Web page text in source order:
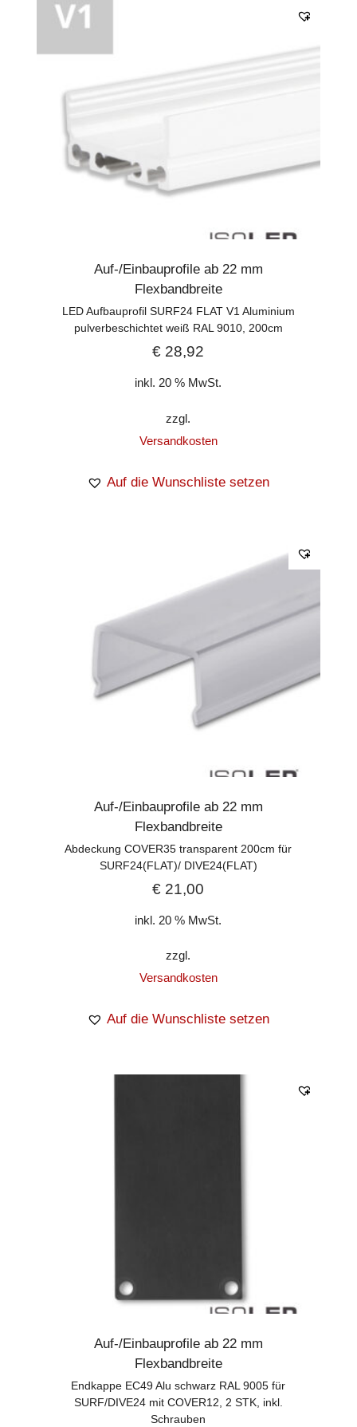
Auf-/Einbauprofile ab 22 mm
Flexbandbreite
LED Aufbauprofil SURF24 FLAT V1 Aluminium
pulverbeschichtet weiß RAL 9010, 200cm
€ 28,92
inkl. 20 % MwSt.
zzgl.
Versandkosten
Auf die Wunschliste setzen
Auf-/Einbauprofile ab 22 mm
Flexbandbreite
Abdeckung COVER35 transparent 200cm für
SURF24(FLAT)/ DIVE24(FLAT)
€ 21,00
inkl. 20 % MwSt.
zzgl.
Versandkosten
Auf die Wunschliste setzen
Auf-/Einbauprofile ab 22 mm
Flexbandbreite
Endkappe EC49 Alu schwarz RAL 9005 für
SURF/DIVE24 mit COVER12, 2 STK, inkl.
Schrauben